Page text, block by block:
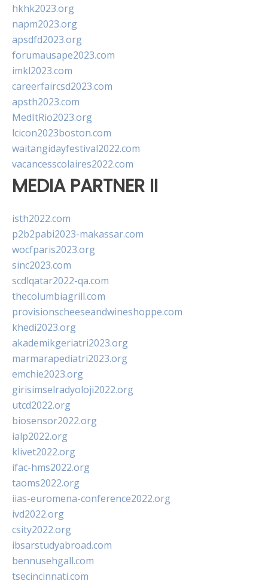
hkhk2023.org
napm2023.org
apsdfd2023.org
forumausape2023.com
imkl2023.com
careerfaircsd2023.com
apsth2023.com
MedItRio2023.org
lcicon2023boston.com
waitangidayfestival2022.com
vacancesscolaires2022.com
MEDIA PARTNER II
isth2022.com
p2b2pabi2023-makassar.com
wocfparis2023.org
sinc2023.com
scdlqatar2022-qa.com
thecolumbiagrill.com
provisionscheeseandwineshoppe.com
khedi2023.org
akademikgeriatri2023.org
marmarapediatri2023.org
emchie2023.org
girisimselradyoloji2022.org
utcd2022.org
biosensor2022.org
ialp2022.org
klivet2022.org
ifac-hms2022.org
taoms2022.org
iias-euromena-conference2022.org
ivd2022.org
csity2022.org
ibsarstudyabroad.com
bennusehgall.com
tsecincinnati.com